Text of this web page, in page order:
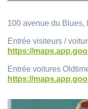
100 avenue du Blues,
Entrée visiteurs /
https://
Entrée voitures
https://